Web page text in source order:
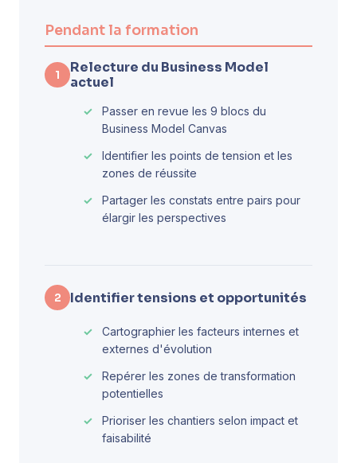
Pendant la formation
1
Relecture du Business Model
actuel
Passer en revue les 9 blocs du
Business Model Canvas
Identifier les points de tension et les
zones de réussite
Partager les constats entre pairs pour
élargir les perspectives
2 Identifier tensions et opportunités
Cartographier les facteurs internes et
externes d'évolution
Repérer les zones de transformation
potentielles
Prioriser les chantiers selon impact et
faisabilité